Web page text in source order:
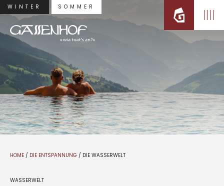
WINTER SOMMER
HOME / DIE ENTSPANNUNG / DIE WASSERWELT
WASSERWELT